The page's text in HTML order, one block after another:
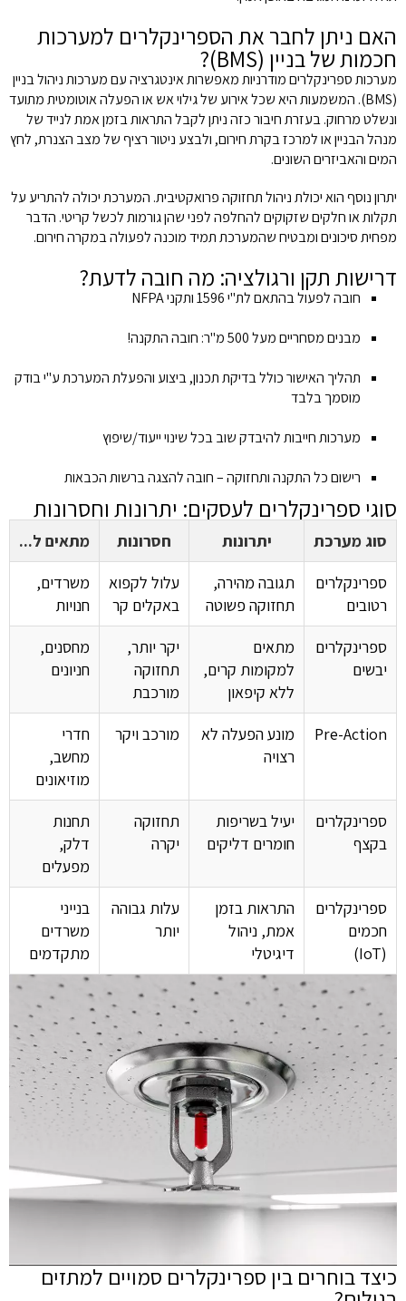
האם ניתן לחבר את הספרינקלרים למערכות
חכמות של בניין (BMS)?
מערכות ספרינקלרים מודרניות מאפשרות אינטגרציה עם מערכות ניהול בניין
(BMS). המשמעות היא שכל אירוע של גילוי אש או הפעלה אוטומטית מתועד
ונשלט מרחוק. בעזרת חיבור כזה ניתן לקבל התראות בזמן אמת לנייד של
מנהל הבניין או למרכז בקרת חירום, ולבצע ניטור רציף של מצב הצנרת, לחץ
המים והאביזרים השונים.
יתרון נוסף הוא יכולת ניהול תחזוקה פרואקטיבית. המערכת יכולה להתריע על
תקלות או חלקים שזקוקים להחלפה לפני שהן גורמות לכשל קריטי. הדבר
מפחית סיכונים ומבטיח שהמערכת תמיד מוכנה לפעולה במקרה חירום.
דרישות תקן ורגולציה: מה חובה לדעת?
חובה לפעול בהתאם לת"י 1596 ותקני NFPA
מבנים מסחריים מעל 500 מ"ר: חובה התקנה!
תהליך האישור כולל בדיקת תכנון, ביצוע והפעלת המערכת ע"י בודק
מוסמך בלבד
מערכות חייבות להיבדק שוב בכל שינוי ייעוד/שיפוץ
רישום כל התקנה ותחזוקה – חובה להצגה ברשות הכבאות
סוגי ספרינקלרים לעסקים: יתרונות וחסרונות
סוג מערכת יתרונות חסרונות
מתאים ל...
ספרינקלרים
רטובים
תגובה מהירה,
תחזוקה פשוטה
עלול לקפוא
באקלים קר
משרדים,
חנויות
ספרינקלרים
יבשים
מתאים
למקומות קרים,
ללא קיפאון
יקר יותר,
תחזוקה
מורכבת
מחסנים,
חניונים
Pre-Action
מונע הפעלה לא
רצויה
מורכב ויקר
חדרי
מחשב,
מוזיאונים
ספרינקלרים
בקצף
יעיל בשריפות
חומרים דליקים
תחזוקה
יקרה
תחנות
דלק,
מפעלים
ספרינקלרים
חכמים
(IoT)
התראות בזמן
אמת, ניהול
דיגיטלי
עלות גבוהה
יותר
בנייני
משרדים
מתקדמים
כיצד בוחרים בין ספרינקלרים סמויים למתזים